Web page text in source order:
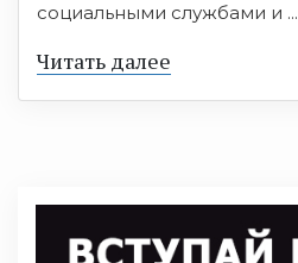
социальными службами и ...
Читать далее